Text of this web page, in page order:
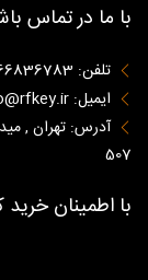
با ما در تماس
تلفن: 66836783-021
ایمیل: info@rfkey.ir
آدرس: تهران ,
507
با اطمینان خرید